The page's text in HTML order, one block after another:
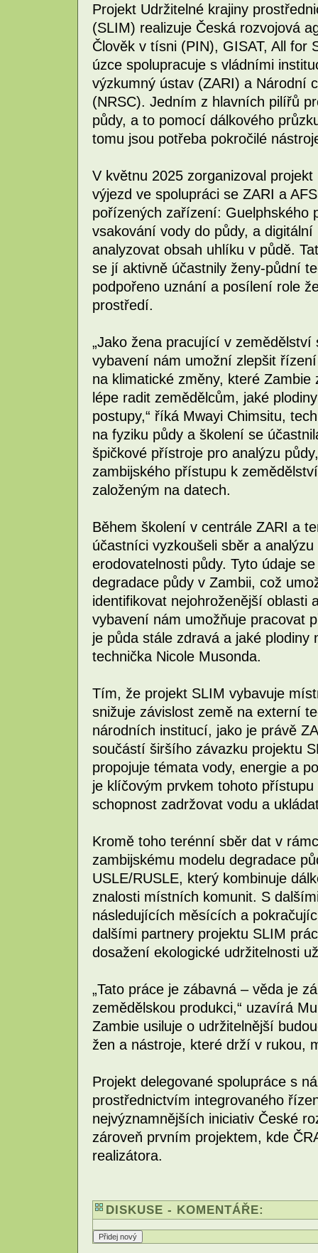
Projekt Udržitelné krajiny
(SLIM) realizuje Česká rozvojová
Člověk v tísni (PIN), GISAT, All for
úzce spolupracuje s vládními
výzkumný ústav (ZARI) a Národní
(NRSC). Jedním z hlavních pilířů
půdy, a to pomocí dálkového
tomu jsou potřeba pokročilé
V květnu 2025 zorganizoval
výjezd ve spolupráci se ZARI a
pořízených zařízení: Guelphského
vsakování vody do půdy, a
analyzovat obsah uhlíku v půdě.
se jí aktivně účastnily ženy-půdní
podpořeno uznání a posílení role
prostředí.
„Jako žena pracující v
vybavení nám umožní zlepšit
na klimatické změny, které
lépe radit zemědělcům, jaké
postupy,“ říká Mwayi Chimsitu,
na fyziku půdy a školení se
špičkové přístroje pro analýzu
zambijského přístupu k
založeným na datech.
Během školení v centrále ZARI a
účastníci vyzkoušeli sběr a
erodovatelnosti půdy. Tyto údaje
degradace půdy v Zambii, což
identifikovat nejohroženější oblasti
vybavení nám umožňuje pracovat
je půda stále zdravá a jaké plodiny
technička Nicole Musonda.
Tím, že projekt SLIM vybavuje
snižuje závislost země na externí
národních institucí, jako je právě
součástí širšího závazku projektu
propojuje témata vody, energie a
je klíčovým prvkem tohoto
schopnost zadržovat vodu a
Kromě toho terénní sběr dat v
zambijskému modelu degradace
USLE/RUSLE, který kombinuje
znalosti místních komunit. S
následujících měsících a
dalšími partnery projektu SLIM
dosažení ekologické udržitelnosti
„Tato práce je zábavná – věda je
zemědělskou produkci,“ uzavírá
Zambie usiluje o udržitelnější
žen a nástroje, které drží v rukou,
Projekt delegované spolupráce s
prostřednictvím integrovaného
nejvýznamnějších iniciativ České
zároveň prvním projektem, kde
realizátora.
DISKUSE - KOMENTÁŘE: